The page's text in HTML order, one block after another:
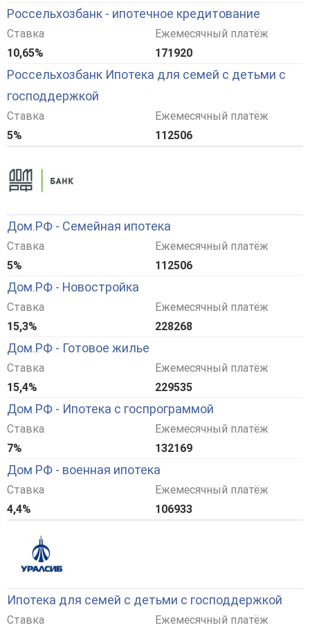
Россельхозбанк - ипотечное кредитование
Ставка
10,65%
Ежемесячный платёж
171920
Россельхозбанк Ипотека для семей с детьми с
господдержкой
Ставка
5%
Ежемесячный платёж
112506
Дом.РФ - Семейная ипотека
Ставка
5%
Ежемесячный платёж
112506
Дом.РФ - Новостройка
Ставка
15,3%
Ежемесячный платёж
228268
Дом.РФ - Готовое жилье
Ставка
15,4%
Ежемесячный платёж
229535
Дом РФ - Ипотека с госпрограммой
Ставка
7%
Ежемесячный платёж
132169
Дом РФ - военная ипотека
Ставка
4,4%
Ежемесячный платёж
106933
Ипотека для семей с детьми с господдержкой
Ставка
Ежемесячный платёж